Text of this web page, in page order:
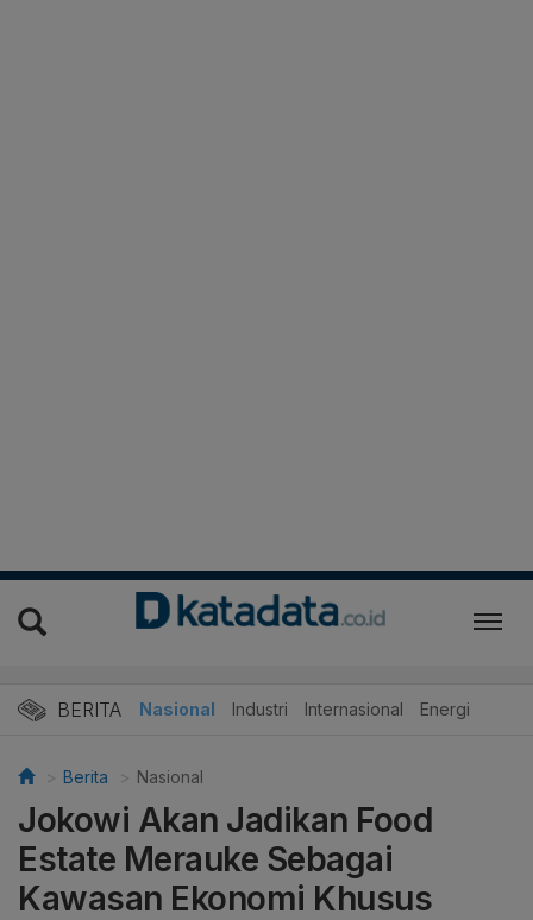
BERITA Nasional Industri Internasional Energi
Berita Nasional
Jokowi Akan Jadikan Food
Estate Merauke Sebagai
Kawasan Ekonomi Khusus